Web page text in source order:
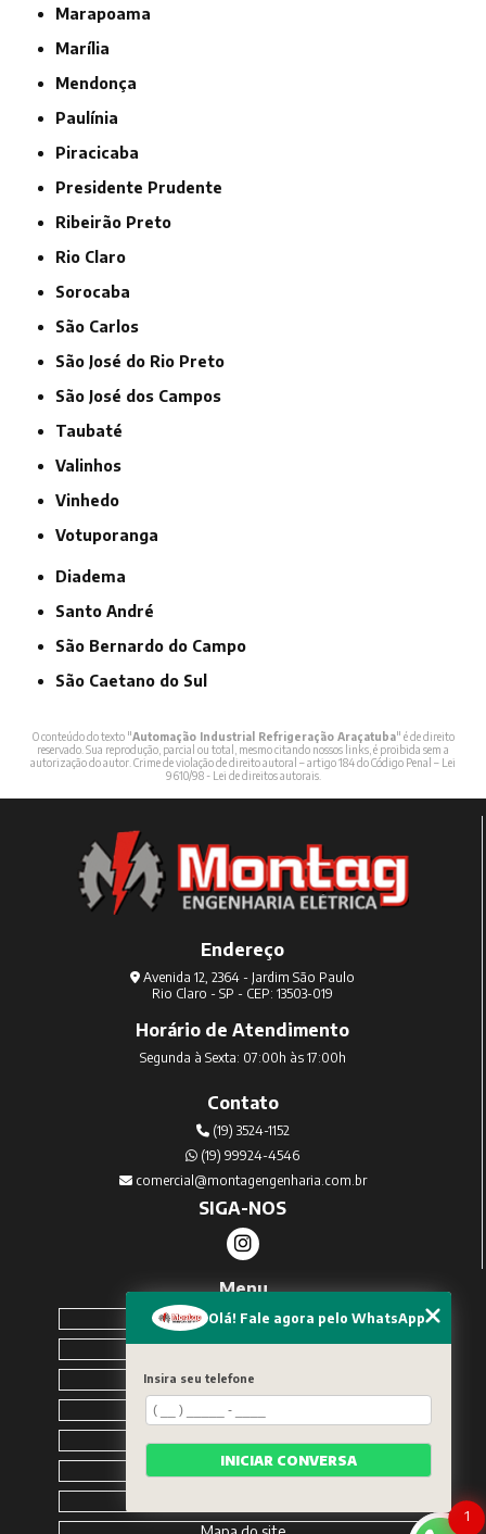
Marapoama
Marília
Mendonça
Paulínia
Piracicaba
Presidente Prudente
Ribeirão Preto
Rio Claro
Sorocaba
São Carlos
São José do Rio Preto
São José dos Campos
Taubaté
Valinhos
Vinhedo
Votuporanga
Diadema
Santo André
São Bernardo do Campo
São Caetano do Sul
O conteúdo do texto "Automação Industrial Refrigeração Araçatuba" é de direito
reservado. Sua reprodução, parcial ou total, mesmo citando nossos links, é proibida sem a
autorização do autor. Crime de violação de direito autoral – artigo 184 do Código Penal –
Lei
9610/98 - Lei de direitos autorais.
Endereço
Avenida 12, 2364 - Jardim São Paulo
Rio Claro - SP - CEP: 13503-019
Horário de Atendimento
Segunda à Sexta: 07:00h às 17:00h
Contato
(19) 3524-1152
(19) 99924-4546
comercial@montagengenharia.com.br
SIGA-NOS
Menu
Home
Sobre Nós
Serviços
Contato
Solicite um orçamento
1
Olá! Fale agora pelo WhatsApp
Insira seu telefone
INICIAR CONVERSA